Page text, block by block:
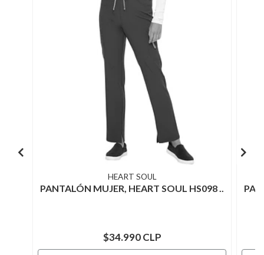
HEART SOUL
PANTALÓN MUJER, HEART SOUL HS098 ..
$34.990 CLP